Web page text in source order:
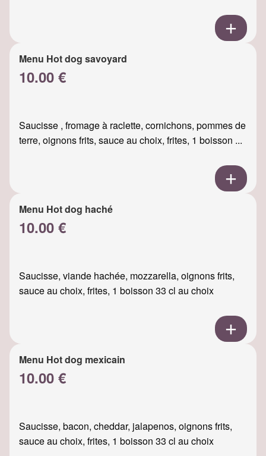
Menu Hot dog savoyard
10.00 €
Saucisse , fromage à raclette, cornichons, pommes de
terre, oignons frits, sauce au choix, frites, 1 boisson ...
Menu Hot dog haché
10.00 €
Saucisse, viande hachée, mozzarella, oignons frits,
sauce au choix, frites, 1 boisson 33 cl au choix
Menu Hot dog mexicain
10.00 €
Saucisse, bacon, cheddar, jalapenos, oignons frits,
sauce au choix, frites, 1 boisson 33 cl au choix